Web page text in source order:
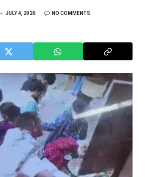
JULY 4, 2026 NO COMMENTS